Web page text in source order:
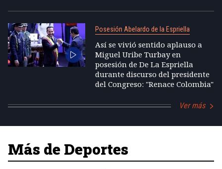
Posesión Abelardo de la Espriella
Así se vivió sentido aplauso a
Miguel Uribe Turbay en
posesión de De La Espriella
durante discurso del presidente
del Congreso: "Renace Colombia"
Ver más
Más de Deportes